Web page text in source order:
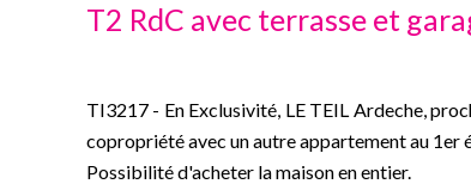
T2 RdC avec terrasse et
TI3217 - En Exclusivité, LE TEIL Ardeche,
copropriété avec un autre appartement au 1er
Possibilité d'acheter la maison en entier.